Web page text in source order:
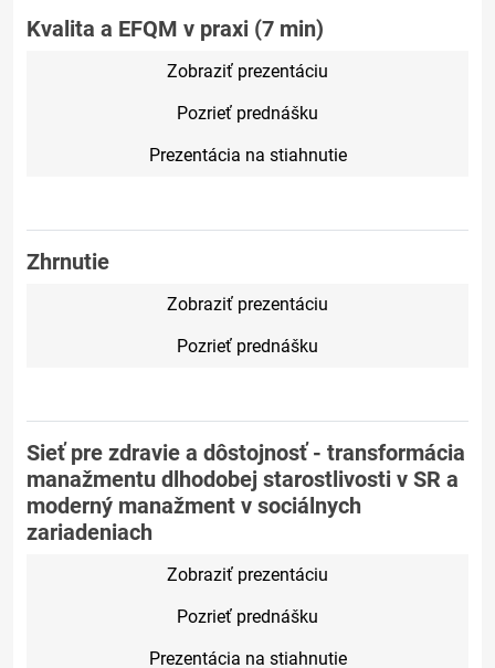
Kvalita a EFQM v praxi (7 min)
Zobraziť prezentáciu
Pozrieť prednášku
Prezentácia na stiahnutie
Zhrnutie
Zobraziť prezentáciu
Pozrieť prednášku
Sieť pre zdravie a dôstojnosť - transformácia
manažmentu dlhodobej starostlivosti v SR a
moderný manažment v sociálnych
zariadeniach
Zobraziť prezentáciu
Pozrieť prednášku
Prezentácia na stiahnutie